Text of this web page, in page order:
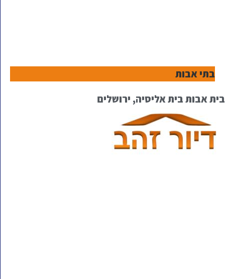
בתי אבות
בית אבות בית אליסיה, ירושלים